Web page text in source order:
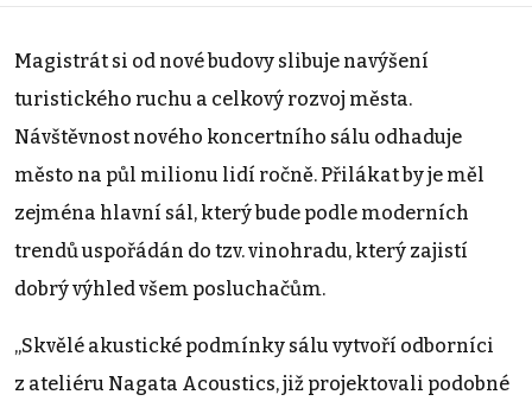
Magistrát si od nové budovy slibuje navýšení
turistického ruchu a celkový rozvoj města.
Návštěvnost nového koncertního sálu odhaduje
město na půl milionu lidí ročně. Přilákat by je měl
zejména hlavní sál, který bude podle moderních
trendů uspořádán do tzv. vinohradu, který zajistí
dobrý výhled všem posluchačům.
„Skvělé akustické podmínky sálu vytvoří odborníci
z ateliéru Nagata Acoustics, již projektovali podobné